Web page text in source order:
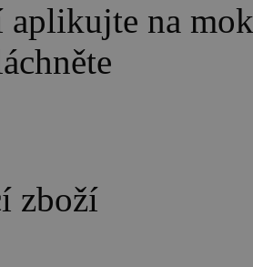
aplikujte na
zboží